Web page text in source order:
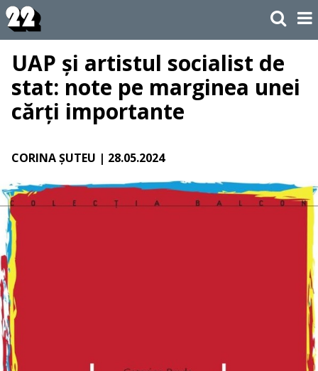
UAP și artistul socialist de
stat: note pe marginea unei
cărți importante
CORINA ȘUTEU | 28.05.2024